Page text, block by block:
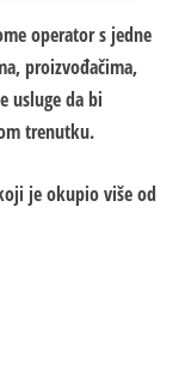
operator s jedne
proizvođačima,
usluge da bi
trenutku.
je okupio više od